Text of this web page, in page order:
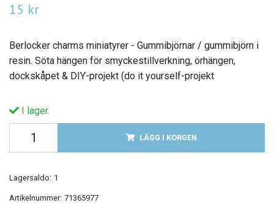
15 kr
Berlocker charms miniatyrer - Gummibjörnar / gummibjörn i
resin. Söta hängen för smyckestillverkning, örhängen,
dockskåpet & DIY-projekt (do it yourself-projekt
I lager.
LÄGG I KORGEN
Lagersaldo: 1
Artikelnummer: 71365977